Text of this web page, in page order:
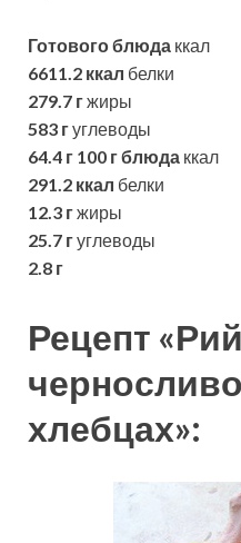
Готового блюда ккал
6611.2 ккал белки
279.7 гжиры
583 гуглеводы
64.4 г 100 г блюда ккал
291.2 ккал белки
12.3 гжиры
25.7 гуглеводы
2.8 г
Рецепт
хлебцах»: